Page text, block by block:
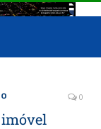
imóvel
0